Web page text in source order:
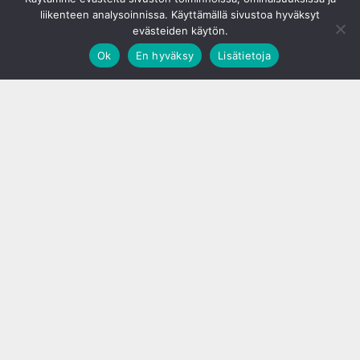
liikenteen analysoinnissa. Käyttämällä sivustoa hyväksyt
evästeiden käytön.
Ok
En hyväksy Lisätietoja